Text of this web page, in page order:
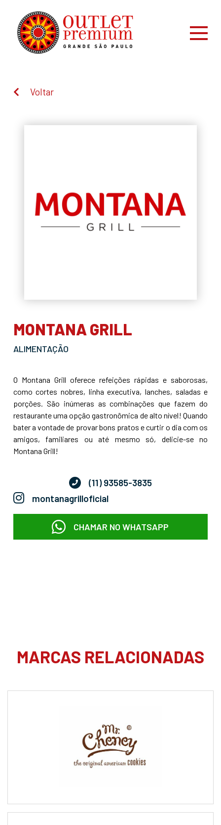
Voltar
MONTANA GRILL
ALIMENTAÇÃO
O Montana Grill oferece refeições rápidas e saborosas,
como cortes nobres, linha executiva, lanches, saladas e
porções. São inúmeras as combinações que fazem do
restaurante uma opção gastronômica de alto nível! Quando
bater a vontade de provar bons pratos e curtir o dia com os
amigos, familiares ou até mesmo só, delicie-se no
Montana Grill!
(11) 93585-3835
montanagrilloficial
CHAMAR NO WHATSAPP
MARCAS RELACIONADAS